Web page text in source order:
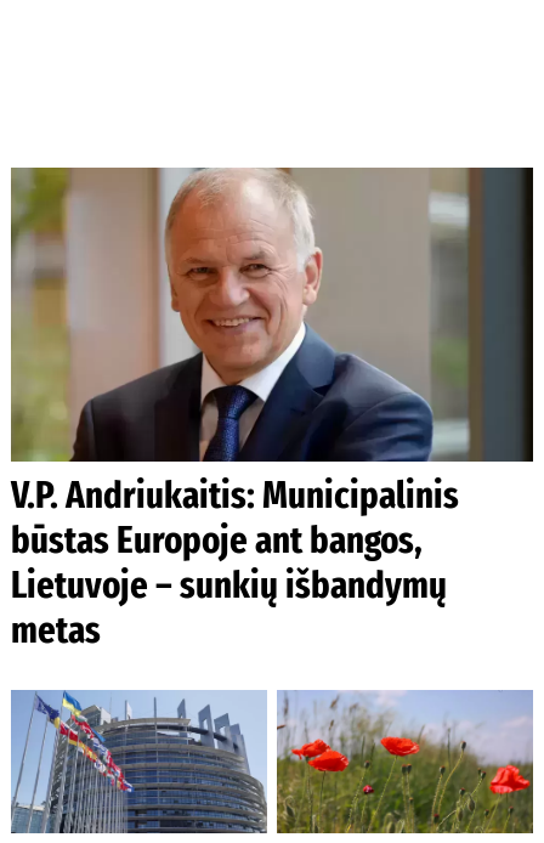
V.P. Andriukaitis: Municipalinis
būstas Europoje ant bangos,
Lietuvoje – sunkių išbandymų
metas